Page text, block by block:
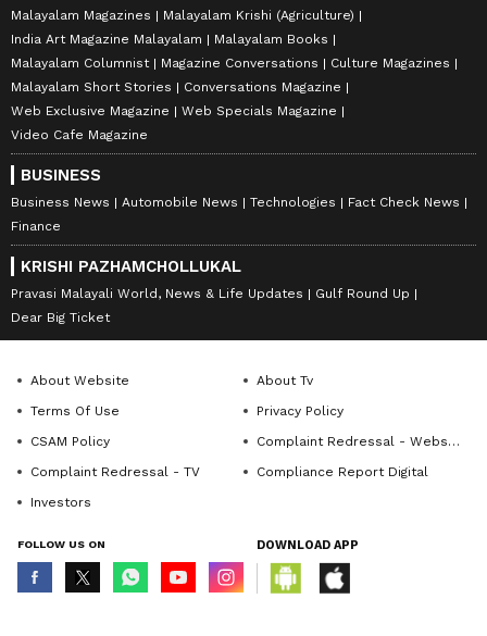
Malayalam Magazines
Malayalam Krishi (Agriculture)
India Art Magazine Malayalam
Malayalam Books
Malayalam Columnist
Magazine Conversations
Culture Magazines
Malayalam Short Stories
Conversations Magazine
Web Exclusive Magazine
Web Specials Magazine
Video Cafe Magazine
BUSINESS
Business News Automobile News Technologies
Fact Check News
Finance
KRISHI PAZHAMCHOLLUKAL
Pravasi Malayali World, News & Life Updates
Gulf Round Up
Dear Big Ticket
About Website
About Tv
Terms Of Use
Privacy Policy
CSAM Policy
Complaint Redressal - Website
Complaint Redressal - TV
Compliance Report Digital
Investors
FOLLOW US ON DOWNLOAD APP